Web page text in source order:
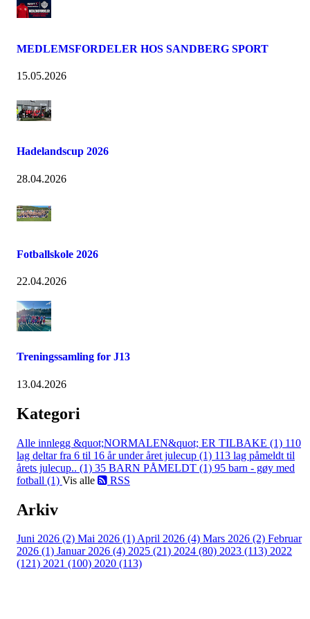
MEDLEMSFORDELER HOS SANDBERG SPORT
15.05.2026
Hadelandscup 2026
28.04.2026
Fotballskole 2026
22.04.2026
Treningssamling for J13
13.04.2026
Kategori
Alle innlegg &quot;NORMALEN&quot; ER TILBAKE (1) 110
lag deltar fra 6 til 16 år under året julecup (1) 113 lag påmeldt til
årets julecup.. (1) 35 BARN PÅMELDT (1) 95 barn - gøy med
fotball (1) Vis alle RSS
Arkiv
Juni 2026 (2) Mai 2026 (1)April 2026 (4) Mars 2026 (2) Februar
2026 (1) Januar 2026 (4) 2025 (21) 2024 (80) 2023 (113) 2022
(121) 2021 (100) 2020 (113)